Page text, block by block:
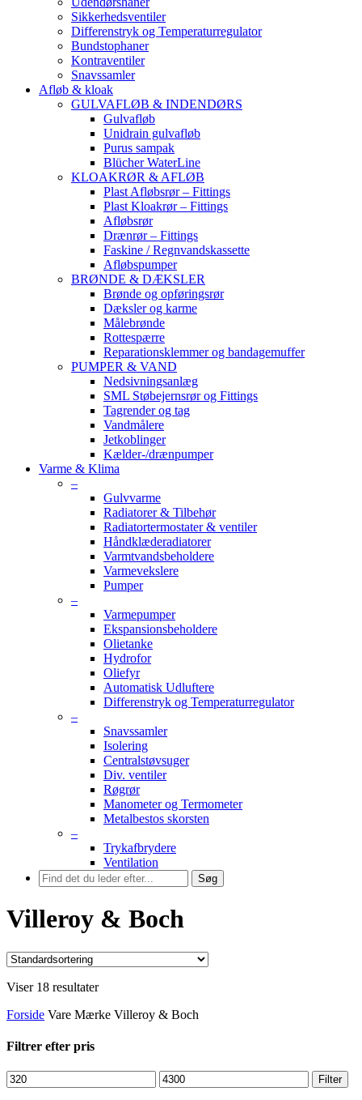
Sikkerhedsventiler
Differenstryk og Temperaturregulator
Bundstophaner
Kontraventiler
Snavssamler
Afløb & kloak
GULVAFLØB & INDENDØRS
Gulvafløb
Unidrain gulvafløb
Purus sampak
Blücher WaterLine
KLOAKRØR & AFLØB
Plast Afløbsrør – Fittings
Plast Kloakrør – Fittings
Afløbsrør
Drænrør – Fittings
Faskine / Regnvandskassette
Afløbspumper
BRØNDE & DÆKSLER
Brønde og opføringsrør
Dæksler og karme
Målebrønde
Rottespærre
Reparationsklemmer og bandagemuffer
PUMPER & VAND
Nedsivningsanlæg
SML Støbejernsrør og Fittings
Tagrender og tag
Vandmålere
Jetkoblinger
Kælder-/drænpumper
Varme & Klima
–
Gulvvarme
Radiatorer & Tilbehør
Radiatortermostater & ventiler
Håndklæderadiatorer
Varmtvandsbeholdere
Varmevekslere
Pumper
–
Varmepumper
Ekspansionsbeholdere
Olietanke
Hydrofor
Oliefyr
Automatisk Udluftere
Differenstryk og Temperaturregulator
–
Snavssamler
Isolering
Centralstøvsuger
Div. ventiler
Røgrør
Manometer og Termometer
Metalbestos skorsten
–
Trykafbrydere
Ventilation
Søg
Villeroy & Boch
Viser 18 resultater
Forside Vare Mærke Villeroy & Boch
Filtrer efter pris
Mindste
pris
Højeste
pris
Filter